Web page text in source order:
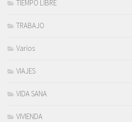
TIEMPO LIBRE
TRABAJO
Varios
VIAJES
VIDA SANA
VIVIENDA